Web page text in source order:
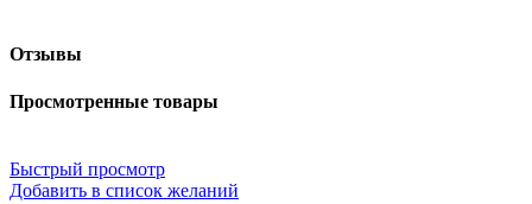
Отзывы
Просмотренные товары
Быстрый просмотр
Добавить в список желаний